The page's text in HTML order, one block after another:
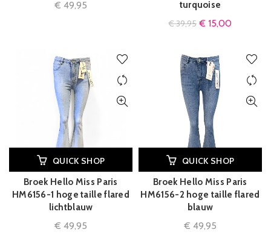
€ 49,95
turquoise
€39,95 € 15,00
QUICK SHOP
Broek Hello Miss Paris
HM6156-1 hoge taille flared
lichtblauw
€ 49,95
QUICK SHOP
Broek Hello Miss Paris
HM6156-2 hoge taille flared
blauw
€ 49,95